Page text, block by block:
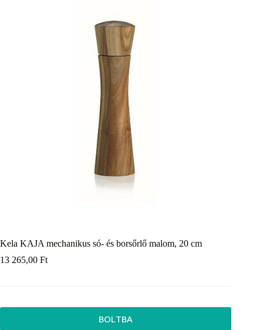
Kela KAJA mechanikus só- és borsőrlő malom, 20 cm
13 265,00 Ft
BOLTBA